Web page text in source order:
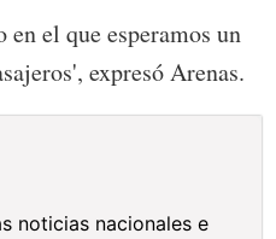
el que esperamos un
expresó Arenas.
noticias nacionales e